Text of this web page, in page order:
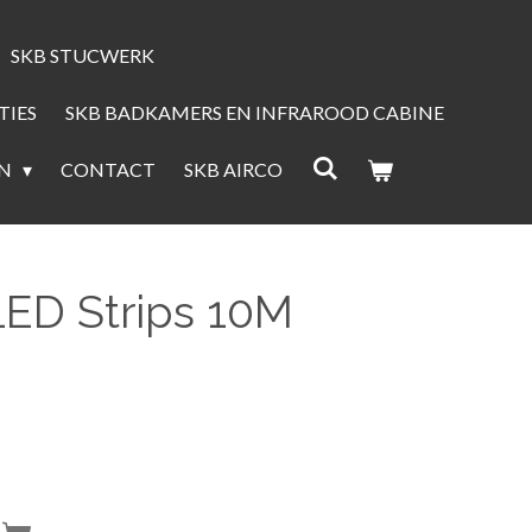
SKB STUCWERK
SKB BADKAMERS EN INFRAROOD CABINE
CONTACT SKB AIRCO
Strips 10M